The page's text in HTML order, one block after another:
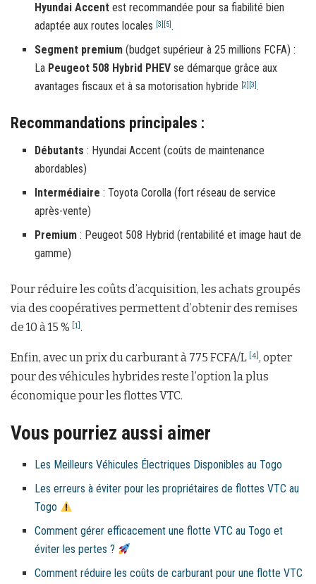
Hyundai Accent est recommandée pour sa fiabilité bien
adaptée aux routes locales
[3] [5] .
Segment premium (budget supérieur à 25 millions FCFA) :
La Peugeot 508 Hybrid PHEV se démarque grâce aux
avantages fiscaux et à sa motorisation hybride
[2] [3] .
Recommandations principales :
Débutants : Hyundai Accent (coûts de maintenance
abordables)
Intermédiaire : Toyota Corolla (fort réseau de service
après-vente)
Premium : Peugeot 508 Hybrid (rentabilité et image haut de
gamme)
Pour réduire les coûts d’acquisition, les achats groupés
via des coopératives permettent d’obtenir des remises
de 10 à 15 %
[1] .
Enfin, avec un prix du carburant à 775 FCFA/L [4] , opter
pour des véhicules hybrides reste l’option la plus
économique pour les flottes VTC.
Vous pourriez aussi aimer
Les Meilleurs Véhicules Électriques Disponibles au Togo
Les erreurs à éviter pour les propriétaires de flottes VTC au
Togo
Comment gérer efficacement une flotte VTC au Togo et
éviter les pertes ?
Comment réduire les coûts de carburant pour une flotte VTC